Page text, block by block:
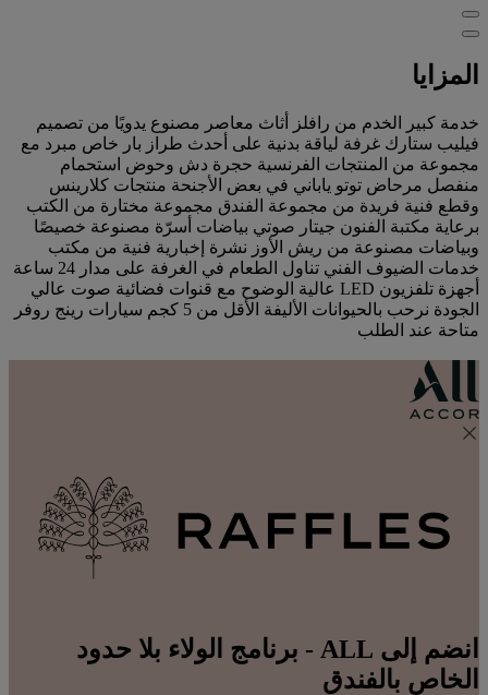
المزايا
‏‫خدمة كبير الخدم من رافلز أثاث معاصر مصنوع يدويًا من تصميم
فيليب ستارك غرفة لياقة بدنية على أحدث طراز بار خاص مبرد مع
مجموعة من المنتجات الفرنسية حجرة دش وحوض استحمام
منفصل مرحاض توتو ياباني في بعض الأجنحة منتجات كلارينس
وقطع فنية فريدة من مجموعة الفندق مجموعة مختارة من الكتب
برعاية مكتبة الفنون جيتار صوتي بياضات أسرّة مصنوعة خصيصًا
وبياضات مصنوعة من ريش الأوز نشرة إخبارية فنية من مكتب
خدمات الضيوف الفني تناول الطعام في الغرفة على مدار 24 ساعة
أجهزة تلفزيون LED عالية الوضوح مع قنوات فضائية صوت عالي
الجودة نرحب بالحيوانات الأليفة الأقل من 5 كجم سيارات رينج روفر
متاحة عند الطلب‬‬‬
انضم إلى ALL - برنامج الولاء بلا حدود
الخاص بالفندق